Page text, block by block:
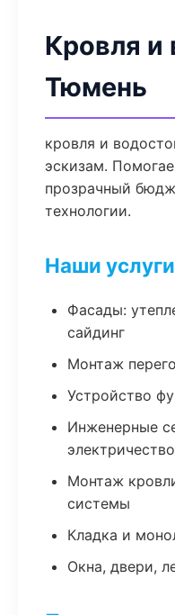
Кровля и
Тюмень
кровля и
эскизам.
прозрачный
технологии.
Наши услуги
Фасады:
сайдинг
Монтаж
Устройство
Инженерные
электричество
Монтаж
системы
Кладка и
Окна, двери,